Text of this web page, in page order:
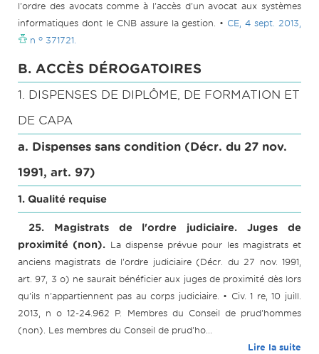
l'ordre des avocats comme à l'accès d'un avocat aux systèmes
informatiques dont le CNB assure la gestion. • CE, 4 sept. 2013,
n o 371721.
B. ACCÈS DÉROGATOIRES
1. DISPENSES DE DIPLÔME, DE FORMATION ET
DE CAPA
a. Dispenses sans condition (Décr. du 27 nov.
1991, art. 97)
1. Qualité requise
25. Magistrats de l'ordre judiciaire. Juges de
proximité (non). La dispense prévue pour les magistrats et
anciens magistrats de l'ordre judiciaire (Décr. du 27 nov. 1991,
art. 97, 3 o) ne saurait bénéficier aux juges de proximité dès lors
qu'ils n'appartiennent pas au corps judiciaire. • Civ. 1 re, 10 juill.
2013, n o 12-24.962 P. Membres du Conseil de prud'hommes
(non). Les membres du Conseil de prud'ho...
Lire la suite